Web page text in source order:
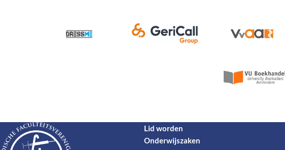
Lid worden
Onderwijszaken